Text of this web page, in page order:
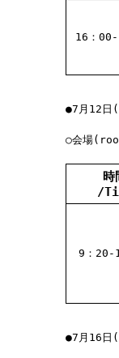
16：
●7月12日
○会場
時
/
9：20-
●7月16日(